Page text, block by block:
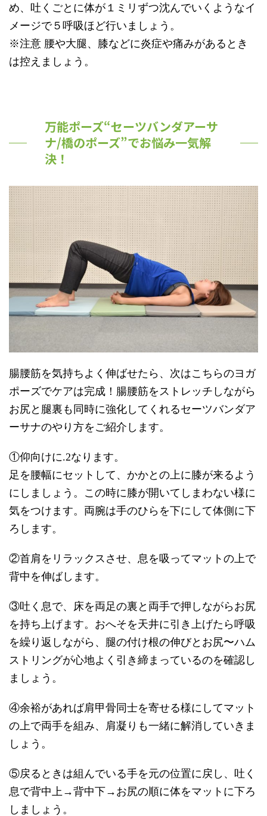
め、吐くごとに体が１ミリずつ沈んでいくようなイ
メージで５呼吸ほど行いましょう。
※注意 腰や大腿、膝などに炎症や痛みがあるとき
は控えましょう。
万能ポーズ“セーツバンダアーサ
ナ/橋のポーズ”でお悩み一気解
決！
腸腰筋を気持ちよく伸ばせたら、次はこちらのヨガ
ポーズでケアは完成！腸腰筋をストレッチしながら
お尻と腿裏も同時に強化してくれるセーツバンダア
ーサナのやり方をご紹介します。
①仰向けに.2なります。
足を腰幅にセットして、かかとの上に膝が来るよう
にしましょう。この時に膝が開いてしまわない様に
気をつけます。両腕は手のひらを下にして体側に下
ろします。
②首肩をリラックスさせ、息を吸ってマットの上で
背中を伸ばします。
③吐く息で、床を両足の裏と両手で押しながらお尻
を持ち上げます。おへそを天井に引き上げたら呼吸
を繰り返しながら、腿の付け根の伸びとお尻〜ハム
ストリングが心地よく引き締まっているのを確認し
ましょう。
④余裕があれば肩甲骨同士を寄せる様にしてマット
の上で両手を組み、肩凝りも一緒に解消していきま
しょう。
⑤戻るときは組んでいる手を元の位置に戻し、吐く
息で背中上→背中下→お尻の順に体をマットに下ろ
しましょう。